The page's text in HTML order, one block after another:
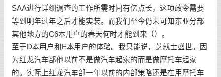
SAA进行详细调查的工作所需时间有亿点长，这项政令需要
等到明年过年之后才能实装。而我们至今仍未可知东亚分部
其他地方的C6本用户的春天何时才能到来（）。
至于D本用户和E本用户的体验。我只能说，芝就士盛世。因
为红龙汽车部他以前不是做汽车起家的而是做摩托车起家
的。实际上红龙汽车部一年以前的内部策略还是在用摩托车